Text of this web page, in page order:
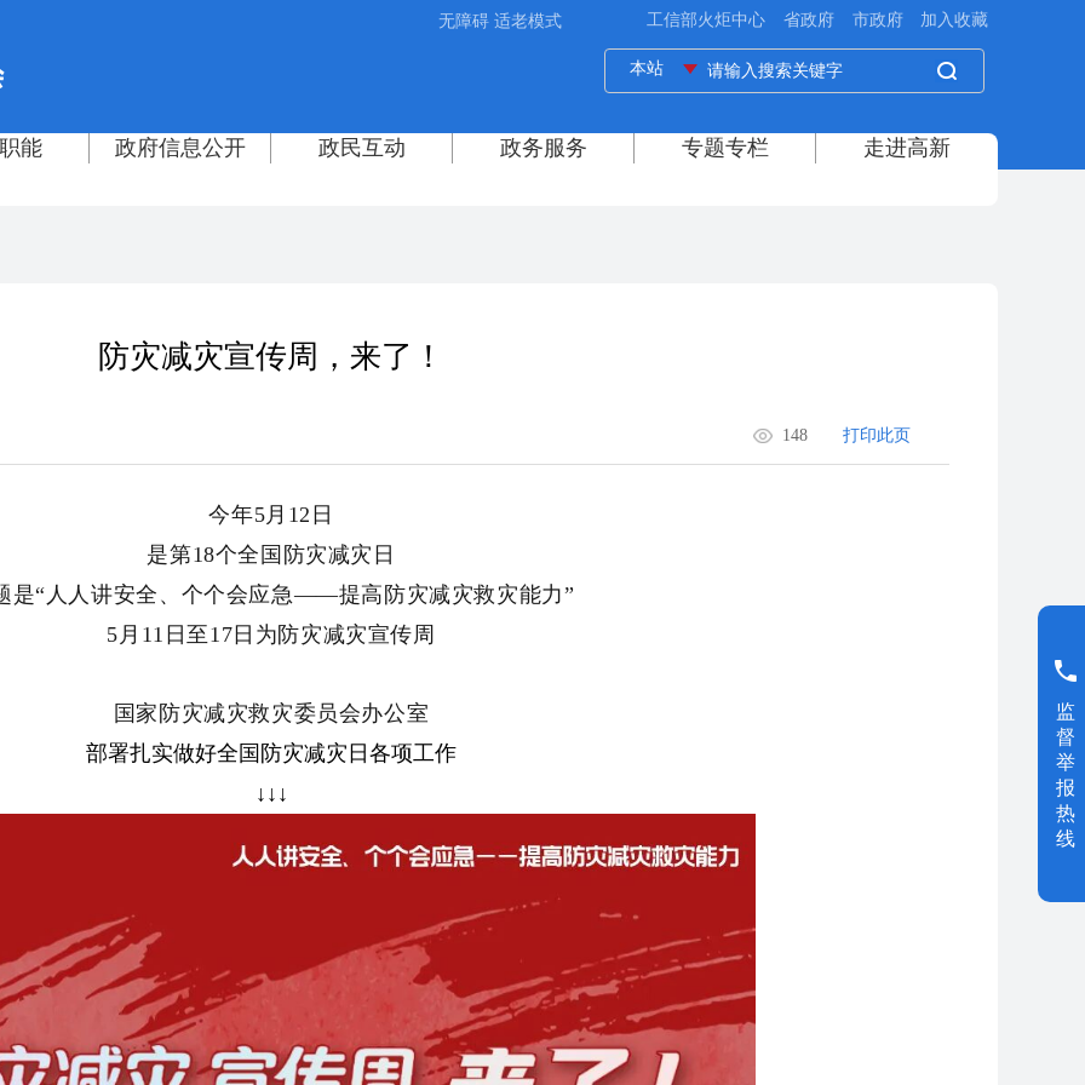
无障碍 适老模式
防灾减灾宣传周，来了！
148 打印此页
今年5月12日
是第18个全国防灾减灾日
是“人人讲安全、个个会应急——提高防灾减灾救灾能力”
5月11日至17日为防灾减灾宣传周
国家防灾减灾救灾委员会办公室
部署扎实做好全国防灾减灾日各项工作
↓↓↓
监
督
举
报
热
线